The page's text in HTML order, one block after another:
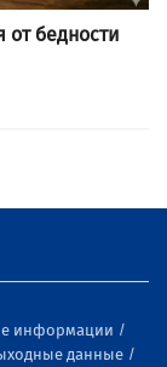
от бедности
информации
данные